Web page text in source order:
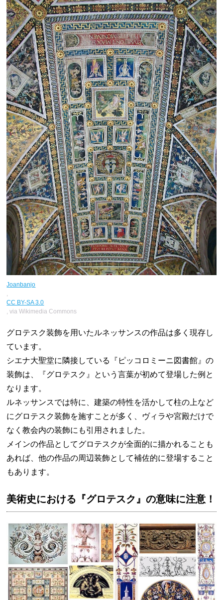
Joanbanjo
,
CC BY-SA 3.0
, via Wikimedia Commons
グロテスク装飾を用いたルネッサンスの作品は多く現存し
ています。
シエナ大聖堂に隣接している『ピッコロミーニ図書館』の
装飾は、『グロテスク』という言葉が初めて登場した例と
なります。
ルネッサンスでは特に、建築の特性を活かして柱の上など
にグロテスク装飾を施すことが多く、ヴィラや宮殿だけで
なく教会内の装飾にも引用されました。
メインの作品としてグロテスクが全面的に描かれることも
あれば、他の作品の周辺装飾として補佐的に登場すること
もあります。
美術史における『グロテスク』の意味に注意！